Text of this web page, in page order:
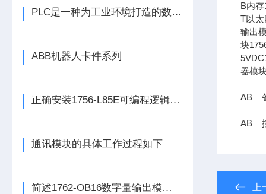
PLC是一种为工业环境打造的数字运算电子装置
ABB机器人卡件系列
正确安装1756-L85E可编程逻辑控制器能为企业节省大量的时间
通讯模块的具体工作过程如下
简述1762-OB16数字量输出模块的科学定期维护机制
B内
T以太
输出
块
器模
AB
AB